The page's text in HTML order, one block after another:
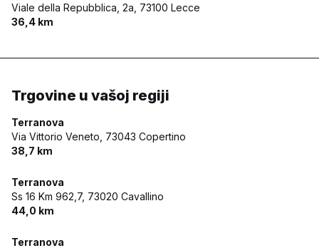
Viale della Repubblica, 2a, 73100 Lecce
36,4 km
Trgovine u vašoj regiji
Terranova
Via Vittorio Veneto, 73043 Copertino
38,7 km
Terranova
Ss 16 Km 962,7, 73020 Cavallino
44,0 km
Terranova